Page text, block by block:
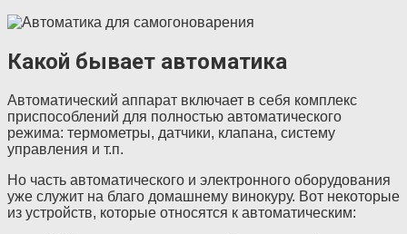
Какой бывает автоматика
Автоматический аппарат включает в себя комплекс
приспособлений для полностью автоматического
режима: термометры, датчики, клапана, систему
управления и т.п.
Но часть автоматического и электронного оборудования
уже служит на благо домашнему винокуру. Вот некоторые
из устройств, которые относятся к автоматическим: